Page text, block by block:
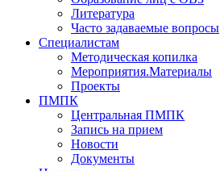
Литература
Часто задаваемые вопросы
Специалистам
Методическая копилка
Мероприятия.Материалы
Проекты
ПМПК
Центральная ПМПК
Запись на прием
Новости
Документы